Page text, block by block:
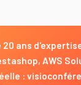
20 ans
AWS
: